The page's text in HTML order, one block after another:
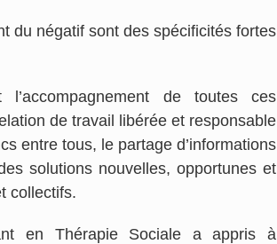
du négatif sont des spécificités fortes
l’accompagnement de toutes ces
de travail libérée et responsable
entre tous, le partage d’informations
solutions nouvelles, opportunes et
collectifs.
en Thérapie Sociale a appris à